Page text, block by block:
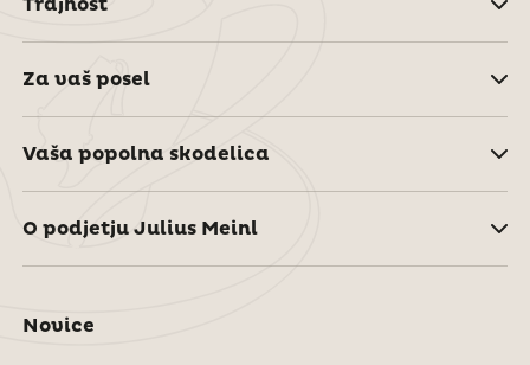
Za vaš posel
Vaša popolna skodelica
O podjetju Julius Meinl
Novice